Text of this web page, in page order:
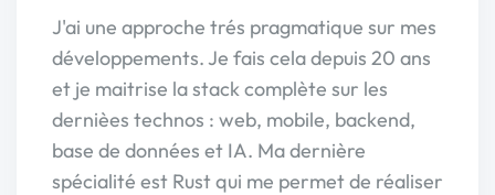
J'ai une approche trés pragmatique sur mes
développements. Je fais cela depuis 20 ans
et je maitrise la stack complète sur les
dernièes technos : web, mobile, backend,
base de données et IA. Ma dernière
spécialité est Rust qui me permet de réaliser